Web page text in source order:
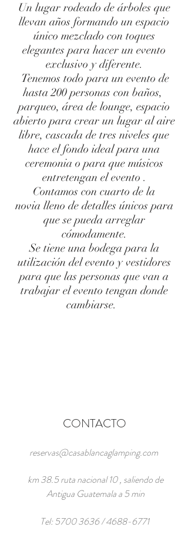
Un lugar rodeado de árboles que
llevan años formando un espacio
único mezclado con toques
elegantes para hacer un evento
exclusivo y diferente.
Tenemos todo para un evento de
hasta 200 personas con baños,
parqueo, área de lounge, espacio
abierto para crear un lugar al aire
libre, cascada de tres niveles que
hace el fondo ideal para una
ceremonia o para que músicos
entretengan el evento .
Contamos con cuarto de la
novia lleno de detalles únicos para
que se pueda arreglar
cómodamente.
Se tiene una bodega para la
utilización del evento y vestidores
para que las personas que van a
trabajar el evento tengan donde
cambiarse.
CONTACTO
reservas@casablancaglamping.com
km 38.5 ruta nacional 10 , saliendo de
Antigua Guatemala a 5 min
Tel:5700 3636/4688-6771